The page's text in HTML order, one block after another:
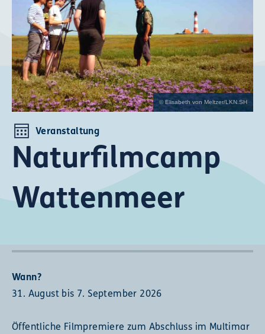
© Elisabeth von Meltzer/LKN.SH
Veranstaltung
Naturfilmcamp
Wattenmeer
Wann?
31. August bis 7. September 2026
Öffentliche Filmpremiere zum Abschluss im Multimar